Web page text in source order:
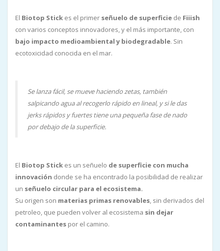
El Biotop Stick es el primer señuelo de superficie de Fiiish
con varios conceptos innovadores, y el más importante, con
bajo impacto medioambiental y biodegradable. Sin
ecotoxicidad conocida en el mar.
Se lanza fácil, se mueve haciendo zetas, también
salpicando agua al recogerlo rápido en lineal, y si le das
jerks rápidos y fuertes tiene una pequeña fase de nado
por debajo de la superficie.
El Biotop Stick es un señuelo de superficie con mucha
innovación donde se ha encontrado la posibilidad de realizar
un señuelo circular para el ecosistema.
Su origen son materias primas renovables, sin derivados del
petroleo, que pueden volver al ecosistema sin dejar
contaminantes por el camino.